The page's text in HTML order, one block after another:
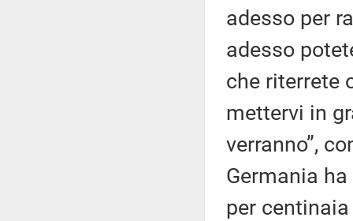
adesso per
adesso
che riterrete
mettervi in
verranno”,
Germania
per